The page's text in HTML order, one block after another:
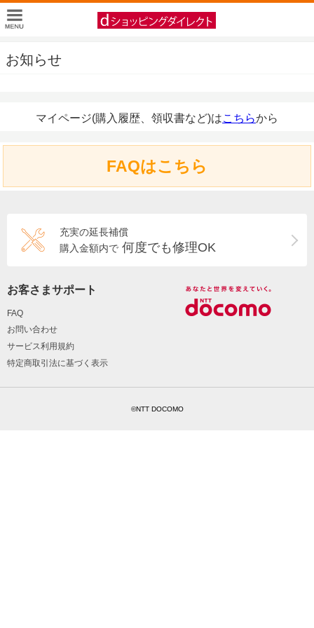
お知らせ
マイページ(購入履歴、領収書など)はこちらから
FAQはこちら
充実の延長補償
購入金額内で 何度でも修理OK
お客さまサポート
FAQ
お問い合わせ
サービス利用規約
特定商取引法に基づく表示
©NTT DOCOMO